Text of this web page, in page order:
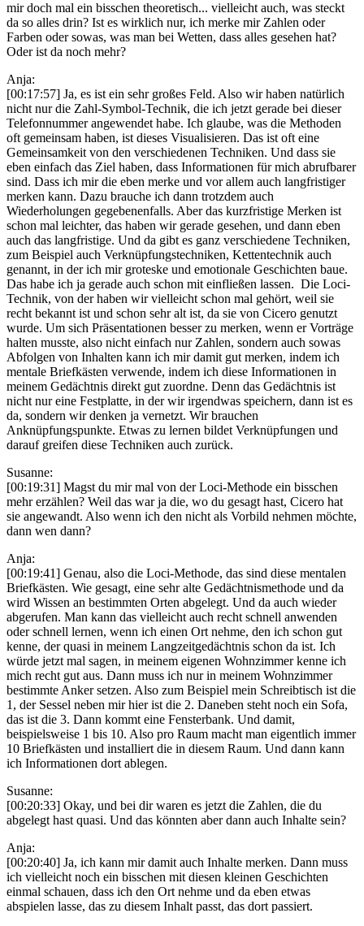
mir doch mal ein bisschen theoretisch... vielleicht auch, was steckt
da so alles drin? Ist es wirklich nur, ich merke mir Zahlen oder
Farben oder sowas, was man bei Wetten, dass alles gesehen hat?
Oder ist da noch mehr?
Anja:
[00:17:57] Ja, es ist ein sehr großes Feld. Also wir haben natürlich
nicht nur die Zahl-Symbol-Technik, die ich jetzt gerade bei dieser
Telefonnummer angewendet habe. Ich glaube, was die Methoden
oft gemeinsam haben, ist dieses Visualisieren. Das ist oft eine
Gemeinsamkeit von den verschiedenen Techniken. Und dass sie
eben einfach das Ziel haben, dass Informationen für mich abrufbarer
sind. Dass ich mir die eben merke und vor allem auch langfristiger
merken kann. Dazu brauche ich dann trotzdem auch
Wiederholungen gegebenenfalls. Aber das kurzfristige Merken ist
schon mal leichter, das haben wir gerade gesehen, und dann eben
auch das langfristige. Und da gibt es ganz verschiedene Techniken,
zum Beispiel auch Verknüpfungstechniken, Kettentechnik auch
genannt, in der ich mir groteske und emotionale Geschichten baue.
Das habe ich ja gerade auch schon mit einfließen lassen. Die Loci-
Technik, von der haben wir vielleicht schon mal gehört, weil sie
recht bekannt ist und schon sehr alt ist, da sie von Cicero genutzt
wurde. Um sich Präsentationen besser zu merken, wenn er Vorträge
halten musste, also nicht einfach nur Zahlen, sondern auch sowas
Abfolgen von Inhalten kann ich mir damit gut merken, indem ich
mentale Briefkästen verwende, indem ich diese Informationen in
meinem Gedächtnis direkt gut zuordne. Denn das Gedächtnis ist
nicht nur eine Festplatte, in der wir irgendwas speichern, dann ist es
da, sondern wir denken ja vernetzt. Wir brauchen
Anknüpfungspunkte. Etwas zu lernen bildet Verknüpfungen und
darauf greifen diese Techniken auch zurück.
Susanne:
[00:19:31] Magst du mir mal von der Loci-Methode ein bisschen
mehr erzählen? Weil das war ja die, wo du gesagt hast, Cicero hat
sie angewandt. Also wenn ich den nicht als Vorbild nehmen möchte,
dann wen dann?
Anja:
[00:19:41] Genau, also die Loci-Methode, das sind diese mentalen
Briefkästen. Wie gesagt, eine sehr alte Gedächtnismethode und da
wird Wissen an bestimmten Orten abgelegt. Und da auch wieder
abgerufen. Man kann das vielleicht auch recht schnell anwenden
oder schnell lernen, wenn ich einen Ort nehme, den ich schon gut
kenne, der quasi in meinem Langzeitgedächtnis schon da ist. Ich
würde jetzt mal sagen, in meinem eigenen Wohnzimmer kenne ich
mich recht gut aus. Dann muss ich nur in meinem Wohnzimmer
bestimmte Anker setzen. Also zum Beispiel mein Schreibtisch ist die
1, der Sessel neben mir hier ist die 2. Daneben steht noch ein Sofa,
das ist die 3. Dann kommt eine Fensterbank. Und damit,
beispielsweise 1 bis 10. Also pro Raum macht man eigentlich immer
10 Briefkästen und installiert die in diesem Raum. Und dann kann
ich Informationen dort ablegen.
Susanne:
[00:20:33] Okay, und bei dir waren es jetzt die Zahlen, die du
abgelegt hast quasi. Und das könnten aber dann auch Inhalte sein?
Anja:
[00:20:40] Ja, ich kann mir damit auch Inhalte merken. Dann muss
ich vielleicht noch ein bisschen mit diesen kleinen Geschichten
einmal schauen, dass ich den Ort nehme und da eben etwas
abspielen lasse, das zu diesem Inhalt passt, das dort passiert.